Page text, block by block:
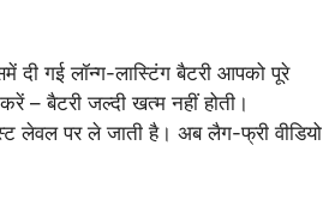
गई लॉन्ग-लास्टिंग बैटरी आपको पूरे
– बैटरी जल्दी खत्म नहीं होती।
लेवल पर ले जाती है। अब लैग-फ्री वीडियो